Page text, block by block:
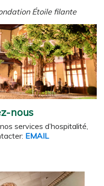
Étoile filante
nous
services d’hospitalité,
EMAIL